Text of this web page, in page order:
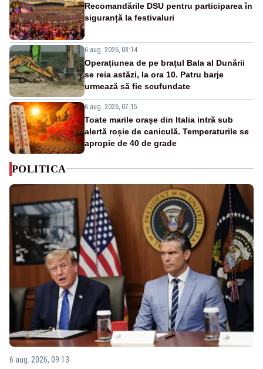
Recomandările DSU pentru participarea în
siguranță la festivaluri
6 aug. 2026, 08:14
Operațiunea de pe brațul Bala al Dunării
se reia astăzi, la ora 10. Patru barje
urmează să fie scufundate
6 aug. 2026, 07:15
Toate marile orașe din Italia intră sub
alertă roșie de caniculă. Temperaturile se
apropie de 40 de grade
POLITICA
6 aug. 2026, 09:13